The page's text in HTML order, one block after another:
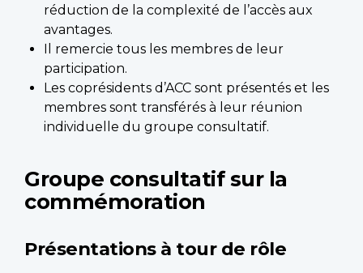
réduction de la complexité de l’accès aux
avantages.
Il remercie tous les membres de leur
participation.
Les coprésidents d’ACC sont présentés et les
membres sont transférés à leur réunion
individuelle du groupe consultatif.
Groupe consultatif sur la
commémoration
Présentations à tour de rôle